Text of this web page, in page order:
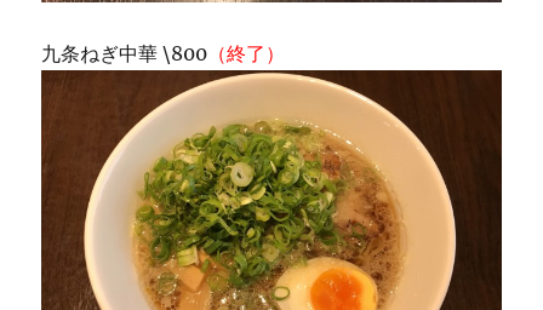
九条ねぎ中華 \800 （終了）